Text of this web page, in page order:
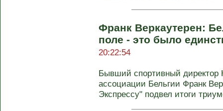
Франк Веркаутерен:
поле - это было
20:22:54
Бывший спортивный директор
ассоциации Бельгии Франк
Экспрессу" подвел итоги